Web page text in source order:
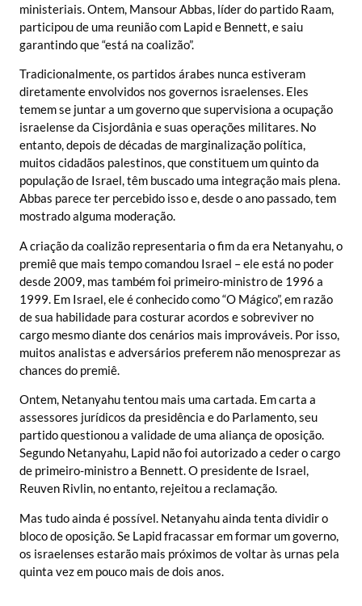
ministeriais. Ontem, Mansour Abbas, líder do partido Raam,
participou de uma reunião com Lapid e Bennett, e saiu
garantindo que “está na coalizão”.
Tradicionalmente, os partidos árabes nunca estiveram
diretamente envolvidos nos governos israelenses. Eles
temem se juntar a um governo que supervisiona a ocupação
israelense da Cisjordânia e suas operações militares. No
entanto, depois de décadas de marginalização política,
muitos cidadãos palestinos, que constituem um quinto da
população de Israel, têm buscado uma integração mais plena.
Abbas parece ter percebido isso e, desde o ano passado, tem
mostrado alguma moderação.
A criação da coalizão representaria o fim da era Netanyahu, o
premiê que mais tempo comandou Israel – ele está no poder
desde 2009, mas também foi primeiro-ministro de 1996 a
1999. Em Israel, ele é conhecido como “O Mágico”, em razão
de sua habilidade para costurar acordos e sobreviver no
cargo mesmo diante dos cenários mais improváveis. Por isso,
muitos analistas e adversários preferem não menosprezar as
chances do premiê.
Ontem, Netanyahu tentou mais uma cartada. Em carta a
assessores jurídicos da presidência e do Parlamento, seu
partido questionou a validade de uma aliança de oposição.
Segundo Netanyahu, Lapid não foi autorizado a ceder o cargo
de primeiro-ministro a Bennett. O presidente de Israel,
Reuven Rivlin, no entanto, rejeitou a reclamação.
Mas tudo ainda é possível. Netanyahu ainda tenta dividir o
bloco de oposição. Se Lapid fracassar em formar um governo,
os israelenses estarão mais próximos de voltar às urnas pela
quinta vez em pouco mais de dois anos.